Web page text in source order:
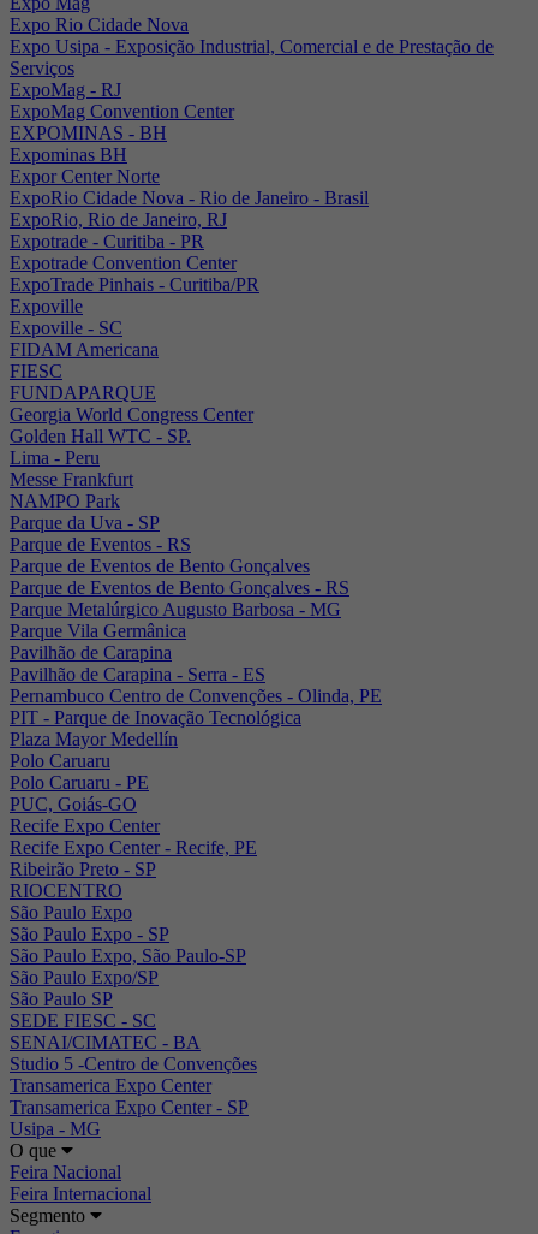
Expo Rio Cidade Nova
Expo Usipa - Exposição Industrial, Comercial e de Prestação de
Serviços
ExpoMag - RJ
ExpoMag Convention Center
EXPOMINAS - BH
Expominas BH
Expor Center Norte
ExpoRio Cidade Nova - Rio de Janeiro - Brasil
ExpoRio, Rio de Janeiro, RJ
Expotrade - Curitiba - PR
Expotrade Convention Center
ExpoTrade Pinhais - Curitiba/PR
Expoville
Expoville - SC
FIDAM Americana
FIESC
FUNDAPARQUE
Georgia World Congress Center
Golden Hall WTC - SP.
Lima - Peru
Messe Frankfurt
NAMPO Park
Parque da Uva - SP
Parque de Eventos - RS
Parque de Eventos de Bento Gonçalves
Parque de Eventos de Bento Gonçalves - RS
Parque Metalúrgico Augusto Barbosa - MG
Parque Vila Germânica
Pavilhão de Carapina
Pavilhão de Carapina - Serra - ES
Pernambuco Centro de Convenções - Olinda, PE
PIT - Parque de Inovação Tecnológica
Plaza Mayor Medellín
Polo Caruaru
Polo Caruaru - PE
PUC, Goiás-GO
Recife Expo Center
Recife Expo Center - Recife, PE
Ribeirão Preto - SP
RIOCENTRO
São Paulo Expo
São Paulo Expo - SP
São Paulo Expo, São Paulo-SP
São Paulo Expo/SP
São Paulo SP
SEDE FIESC - SC
SENAI/CIMATEC - BA
Studio 5 -Centro de Convenções
Transamerica Expo Center
Transamerica Expo Center - SP
Usipa - MG
O que
Feira Nacional
Feira Internacional
Segmento